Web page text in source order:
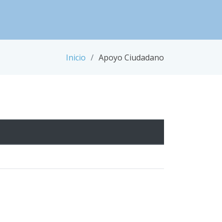
Inicio Apoyo Ciudadano